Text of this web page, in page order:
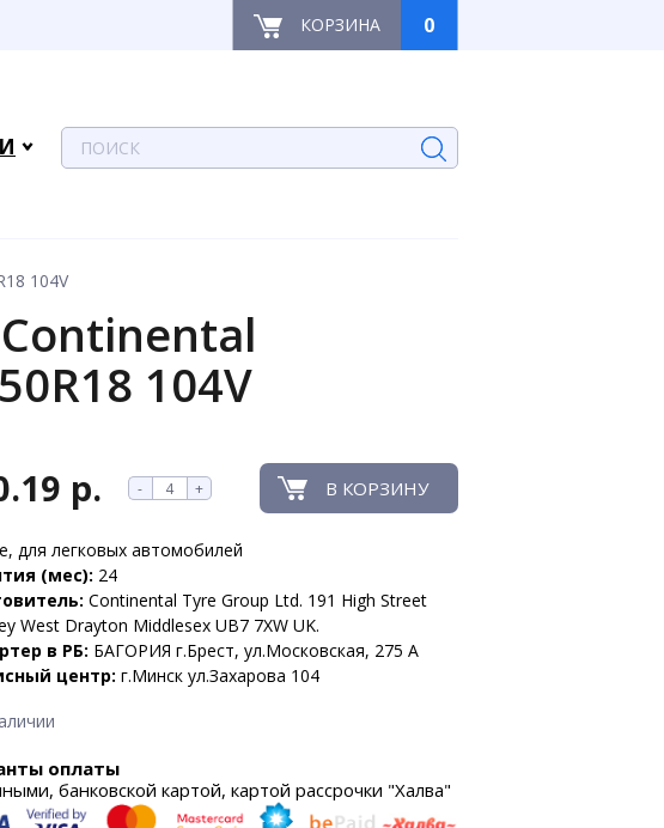
КОРЗИНА 0
104V
104V
р. - + В КОРЗИНУ
для легковых автомобилей
(мес): 24
Continental Tyre Group Ltd. 191 High Street
West Drayton Middlesex UB7 7XW UK.
в РБ: БАГОРИЯ г.Брест, ул.Московская, 275 А
центр: г.Минск ул.Захарова 104
оплаты
банковской картой, картой рассрочки "Халва"